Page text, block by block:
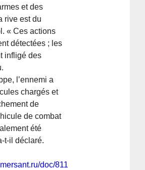
et des
rive est du
« Ces actions
détectées ; les
infligé des
l’ennemi a
chargés et
de
de combat
été
t-il déclaré.
doc/8119695?